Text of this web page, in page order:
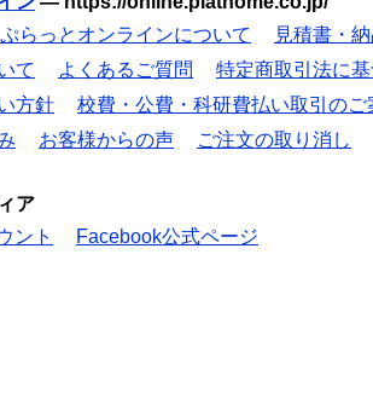
ぷらっとオンラインについて
見積書・
て
よくあるご質問
特定商取引法に
方針
校費・公費・科研費払い取引のご
お客様からの声 ご注文の取り消し
ア
ント
Facebook公式ページ